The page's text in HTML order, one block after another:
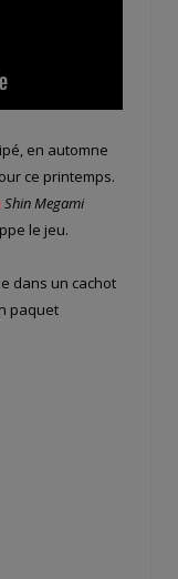
en automne
ce printemps.
Shin Megami
le jeu.
dans un cachot
paquet